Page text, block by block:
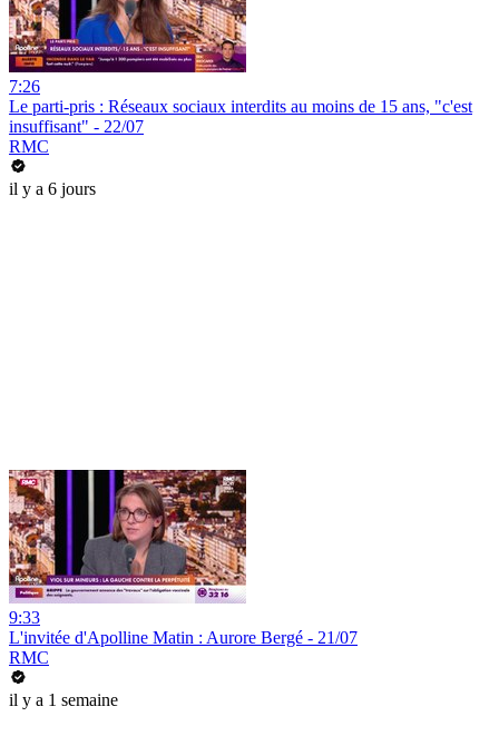
7:26
Le parti-pris : Réseaux sociaux interdits au moins de 15 ans, "c'est
insuffisant" - 22/07
RMC
il y a 6 jours
9:33
L'invitée d'Apolline Matin : Aurore Bergé - 21/07
RMC
il y a 1 semaine